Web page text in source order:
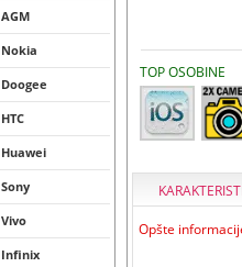
AGM
Nokia
Doogee
HTC
Huawei
Sony
Vivo
Infinix
TOP OSOBINE
Opšte